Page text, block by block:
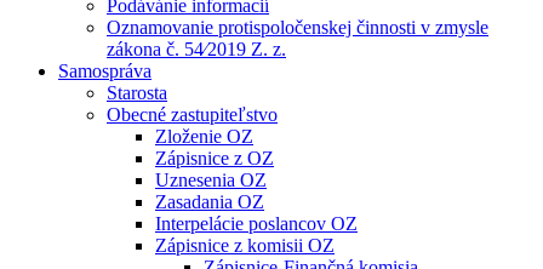
Podávánie informacií
Oznamovanie protispoločenskej činnosti v zmysle
zákona č. 54⁄2019 Z. z.
Samospráva
Starosta
Obecné zastupiteľstvo
Zloženie OZ
Zápisnice z OZ
Uznesenia OZ
Zasadania OZ
Interpelácie poslancov OZ
Zápisnice z komisii OZ